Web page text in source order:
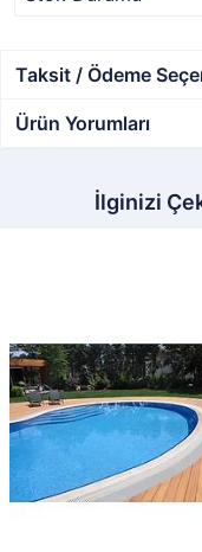
Taksit / Ödeme
Ürün Yorumları
İlginizi